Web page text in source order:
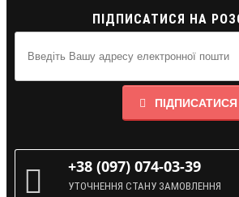
ПІДПИСАТИСЯ НА
ПІДПИСАТИСЯ
+38 (097) 074-03-39
УТОЧНЕННЯ СТАНУ ЗАМОВЛЕННЯ